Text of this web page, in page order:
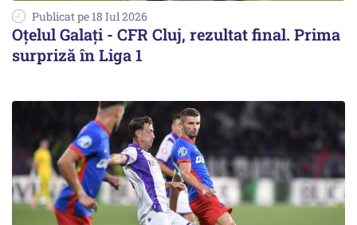
Publicat pe 18 Iul 2026
Oțelul Galați - CFR Cluj, rezultat final. Prima
surpriză în Liga 1